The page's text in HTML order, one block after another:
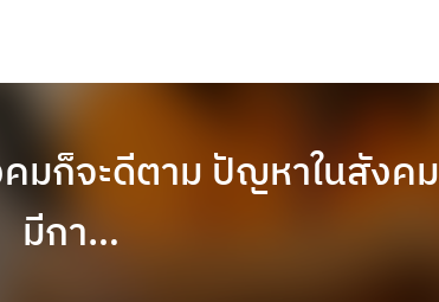
มก็จะดีตาม ปัญหาในสังค
มีกา…